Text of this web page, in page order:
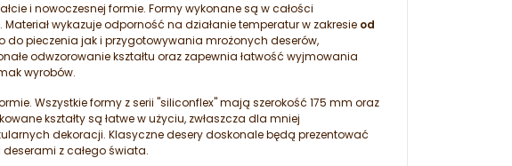
i nowoczesnej formie. Formy wykonane są w całości
wykazuje odporność na działanie temperatur w zakresie od
do pieczenia jak i przygotowywania mrożonych deserów,
odwzorowanie kształtu oraz zapewnia łatwość wyjmowania
wyrobów.
Wszystkie formy z serii "siliconflex" mają szerokość 175 mm oraz
kształty są łatwe w użyciu, zwłaszcza dla mniej
dekoracji. Klasyczne desery doskonale będą prezentować
z całego świata.